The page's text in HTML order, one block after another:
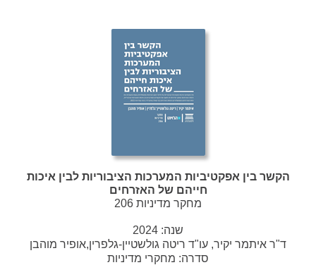
הקשר בין אפקטיביות המערכות הציבוריות לבין איכות
חייהם של האזרחים
מחקר מדיניות 206
שנה: 2024
ד"ר איתמר יקיר, עו"ד ריטה גולשטיין-גלפרין,אופיר מוהבן
סדרה: מחקרי מדיניות